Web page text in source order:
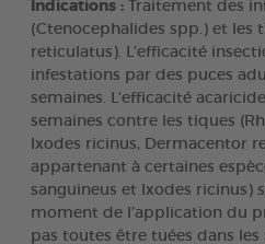
Indications : Traitement des
(Ctenocephalides spp.) et les
reticulatus). L’efficacité
infestations par des puces
semaines. L’efficacité
semaines contre les tiques
Ixodes ricinus, Dermacentor
appartenant à certaines
sanguineus et Ixodes ricinus)
moment de l’application du
pas toutes être tuées dans